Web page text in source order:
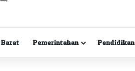
Barat Pemerintahan Pendidikan